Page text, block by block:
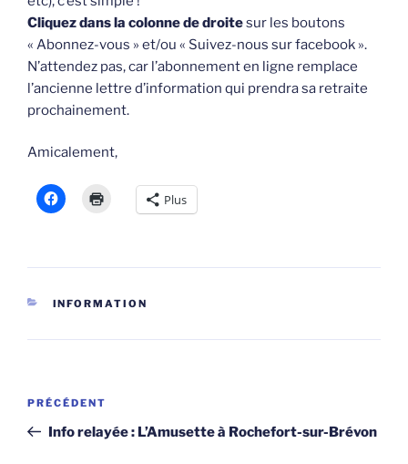
Cliquez dans la colonne de droitesur les boutons
« Abonnez-vous » et/ou « Suivez-nous sur facebook ».
N’attendez pas, car l’abonnement en ligne remplace
l’ancienne lettre d’information qui prendra sa retraite
prochainement.
Amicalement,
Plus
CATÉGORIES
INFORMATION
Navigation
l’article
Article
précédent
PRÉCÉDENT
Info relayée : L’Amusette à Rochefort-sur-Brévon